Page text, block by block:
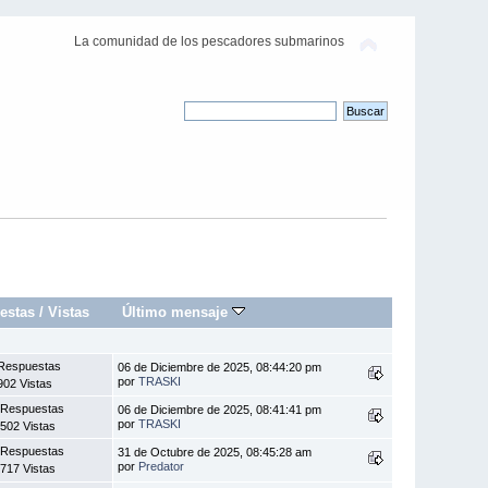
La comunidad de los pescadores submarinos
/Vistas Último mensaje
Vistas
06 de Diciembre de 2025, 08:44:20 pm
porTRASKI
Respuestas
Vistas
06 de Diciembre de 2025, 08:41:41 pm
porTRASKI
Vistas
31 de Octubre de 2025, 08:45:28 am
por Predator